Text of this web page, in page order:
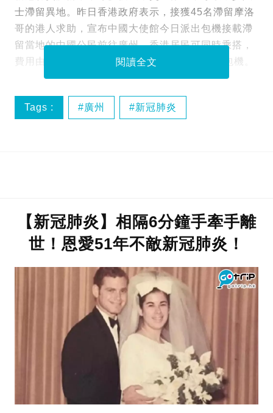
士滯留異地。昨日香港政府表示，接獲45名滯留摩洛
哥的港人求助，宣布中國大使館今日派出包機接載滯
留當地的中國公民前往廣州，香港居民可同時乘搭，
費用由乘客支付，最後只有27名港人會乘搭該包機。
閱讀全文
Tags : 廣州 新冠肺炎
【新冠肺炎】相隔6分鐘手牽手離
世！恩愛51年不敵新冠肺炎！